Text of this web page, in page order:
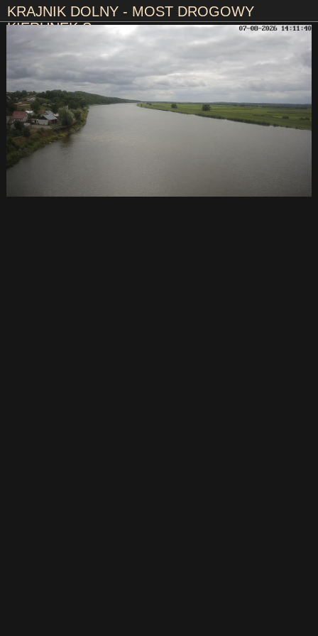
KRAJNIK DOLNY - MOST DROGOWY
KIERUNEK S
53° 2' 2.88" N 14° 18' 43.98" N